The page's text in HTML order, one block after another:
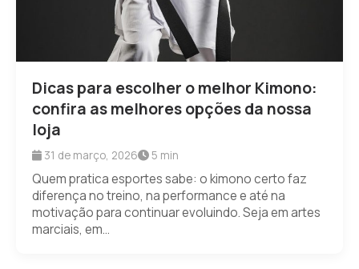
Dicas para escolher o melhor Kimono:
confira as melhores opções da nossa
loja
31 de março, 2026 5 min
Quem pratica esportes sabe: o kimono certo faz
diferença no treino, na performance e até na
motivação para continuar evoluindo. Seja em artes
marciais, em...